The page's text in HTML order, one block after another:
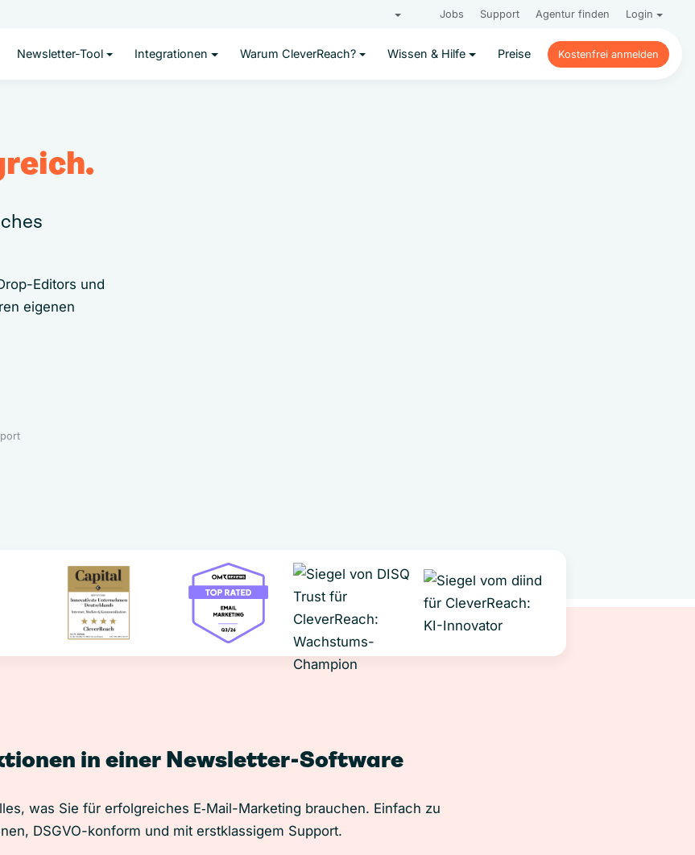
Jobs Support Agentur finden Login
Newsletter-Tool Integrationen Warum CleverReach? Wissen & Hilfe Preise
Kostenfrei anmelden
Kostenfrei anmelden
Editors und
eigenen
in einer Newsletter-Software
was Sie für erfolgreiches E‑Mail-Marketing brauchen. Einfach zu
DSGVO-konform und mit erstklassigem Support.